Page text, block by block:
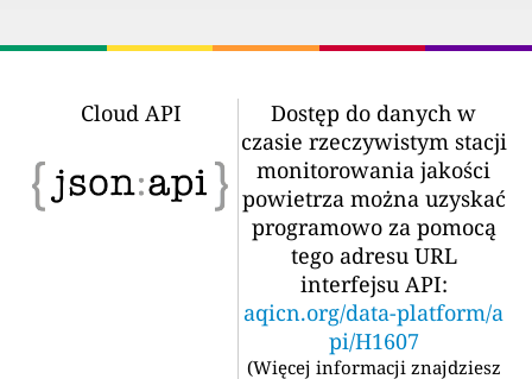
Cloud API
Dostęp do danych w
czasie rzeczywistym stacji
monitorowania jakości
powietrza można uzyskać
programowo za pomocą
tego adresu URL
interfejsu API:
aqicn.org/data-platform/a
pi/H1607
(Więcej informacji znajdziesz